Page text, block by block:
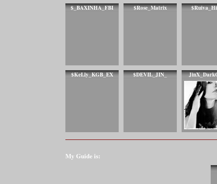
$_BAXINHA_FBI $Rose_Matrix
$KeLly_KGB_EX $DEVIL_JIN_
My Guide is: